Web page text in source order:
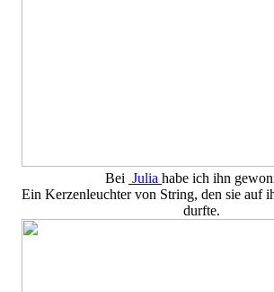
Bei Julia habe ich ihn
Ein Kerzenleuchter von String, den sie auf
durfte.